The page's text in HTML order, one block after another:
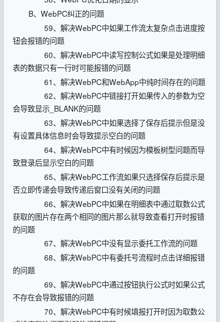
B、WebPC纠正的问题
59、解决WebPC中如果工作流太复杂点击进度按
钮会报错的问题
60、解决WebPC中读写控制公式如果是处理明细
表的数据只有一行时可能报错的问题
61、解决WebPC和WebApp中纯时间存在的问题
62、解决WebPC中链接打开如果传入的参数为空
会导致显示_BLANK的问题
63、解决WebPC中如果选择了保存后提示但是没
有设置具体信息时会导致提示空白的问题
64、解决WebPC中有时候因为模板树型问题而导
致登录后显示空白的问题
65、解决WebPC工作流如果只选择保存后提示是
否立即传递会导致传递后窗口没有关闭的问题
66、解决WebPC中如果在明细表中通过取数公式
获取的图片存在两个相同的图片那么就导致查看打开时报错
的问题
67、解决WebPC中没有显示委托工作流的问题
68、解决WebPC中有委托号流程时点击详细报错
的问题
69、解决WebPC中通过按钮执行公式时如果公式
不存在会导致报错的问题
70、解决WebPC中有时候填报打开时因为取数公